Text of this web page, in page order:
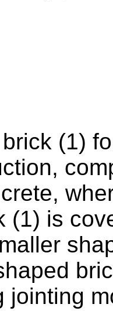
(1)
(1) is
jointing